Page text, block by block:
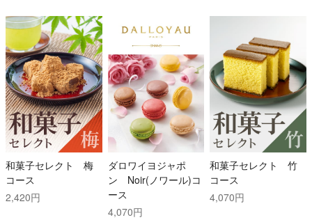
和菓子セレクト 梅
コース
2,420円
ダロワイヨジャポ
ン Noir(ノワール)コ
ース
4,070円
和菓子セレクト 竹
コース
4,070円